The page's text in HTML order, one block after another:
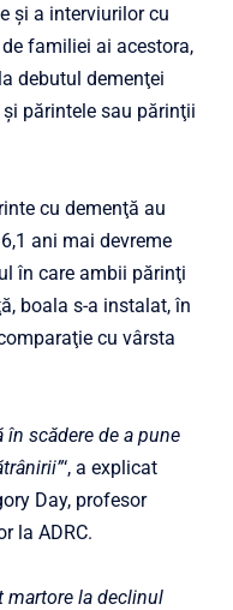
şi a interviurilor cu
familiei ai acestora,
debutul demenţei
părintele sau părinţii
cu demenţă au
ani mai devreme
în care ambii părinţi
boala s-a instalat, în
cu vârsta
în scădere de a pune
‘, a explicat
Day, profesor
la ADRC.
martore la declinul